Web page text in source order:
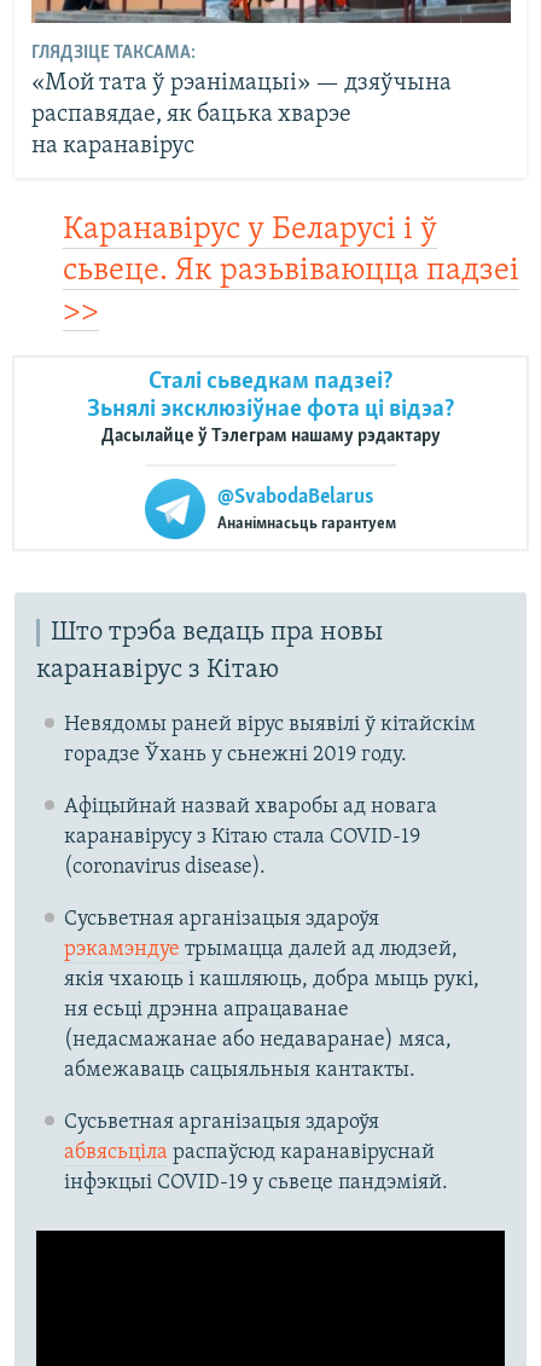
ГЛЯДЗІЦЕ ТАКСАМА:
«Мой тата ў рэанімацыі» — дзяўчына
распавядае, як бацька хварэе
на каранавірус
Каранавірус у Беларусі і ў
сьвеце. Як разьвіваюцца падзеі
>>
Сталі сьведкам падзеі?
Зьнялі эксклюзіўнае фота ці відэа?
Дасылайце ў Тэлеграм нашаму рэдактару
@SvabodaBelarus
Ананімнасьць гарантуем
Што трэба ведаць пра новы
каранавірус з Кітаю
Невядомы раней вірус выявілі ў кітайскім
горадзе Ўхань у сьнежні 2019 году.
Афіцыйнай назвай хваробы ад новага
каранавірусу з Кітаю стала COVID-19
(coronavirus disease).
Сусьветная арганізацыя здароўя
рэкамэндуе трымацца далей ад людзей,
якія чхаюць і кашляюць, добра мыць рукі,
ня есьці дрэнна апрацаванае
(недасмажанае або недаваранае) мяса,
абмежаваць сацыяльныя кантакты.
Сусьветная арганізацыя здароўя
абвясьціла распаўсюд каранавіруснай
інфэкцыі COVID-19 у сьвеце пандэміяй.